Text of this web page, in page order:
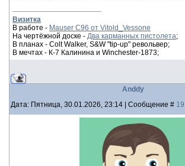
Визитка
В работе - Mauser C96 от Vitold_Vessone
На чертёжной доске - Два карманных пистолета;
В планах - Colt Walker, S&W "tip-up" револьвер;
В мечтах - К-7 Калинина и Winchester-1873;
Anddy
Дата: Пятница, 30.01.2026, 23:14 | Сообщение # 19